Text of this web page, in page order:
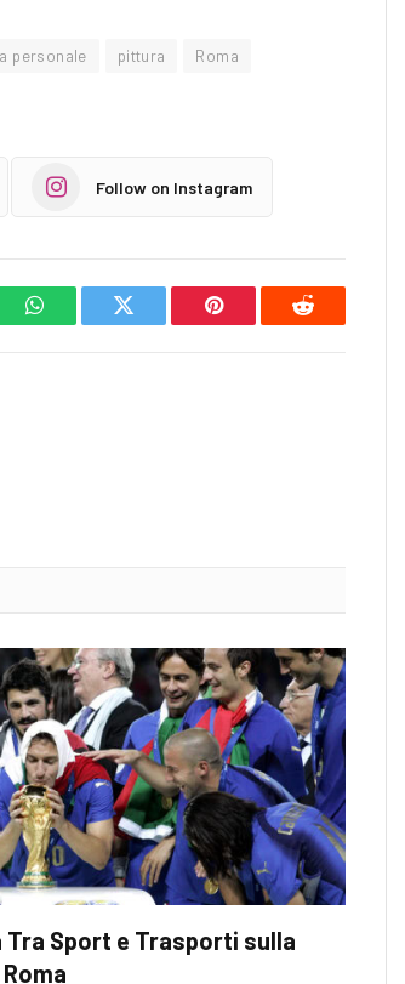
personale pittura
Roma
Follow on Instagram
WhatsAppTwitter Pinterest Reddit
Tra Sport e Trasporti sulla